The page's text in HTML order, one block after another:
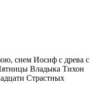
снем Иосиф с древа с
Владыка Тихон
Страстных